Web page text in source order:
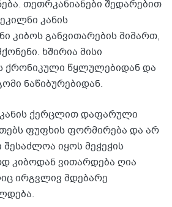
თეთრკანიანები შედარებით
კანის
კიბოს განვითარების მიმართ,
ხშირია მისი
ქრონიკული წყლულებიდან და
ნაწიბურებიდან.
კანის ქერცლით დაფარული
ფუფხის ფორმირება და არ
შესაძლოა იყოს მეჭეჭის
კიბოდან ვითარდება ღია
ირგვლივ მდებარე